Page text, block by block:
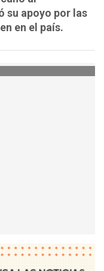
su apoyo por las
en el país.